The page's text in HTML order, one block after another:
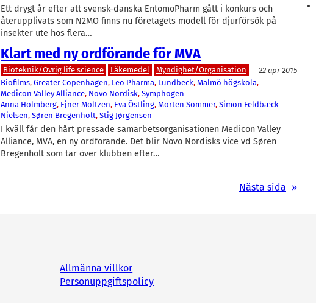
Ett drygt år efter att svensk-danska EntomoPharm gått i konkurs och
återupplivats som N2MO finns nu företagets modell för djurförsök på
insekter ute hos flera…
Klart med ny ordförande för MVA
Bioteknik/Övrig life science Läkemedel Myndighet/Organisation
22 apr 2015
Biofilms, Greater Copenhagen, Leo Pharma, Lundbeck, Malmö högskola
Medicon Valley Alliance, Novo Nordisk, Symphogen
Anna Holmberg, Ejner Moltzen, Eva Östling, Morten Sommer, Simon Feldbæck
Nielsen, Søren Bregenholt, Stig Jørgensen
I kväll får den hårt pressade samarbetsorganisationen Medicon Valley
Alliance, MVA, en ny ordförande. Det blir Novo Nordisks vice vd Søren
Bregenholt som tar över klubben efter…
Nästa sida »
Allmänna villkor
Personuppgiftspolicy